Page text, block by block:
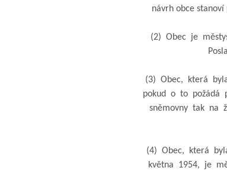
návrh obce stanoví
(2) Obec je
(3) Obec, která byla
pokud o to požádá
sněmovny tak na
(4) Obec, která byla
května 1954, je